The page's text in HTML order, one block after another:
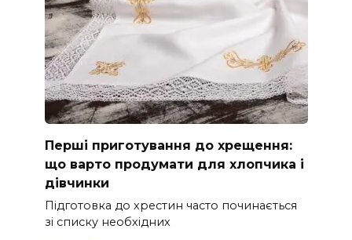
Перші приготування до хрещення:
що варто продумати для хлопчика і
дівчинки
Підготовка до хрестин часто починається
зі списку необхідних